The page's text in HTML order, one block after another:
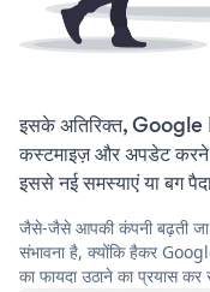
इसके अतिरिक्त,
कस्टमाइज़ और अपडेट
इससे नई समस्याएं या बग
जैसे-जैसे आपकी कंपनी बढ़ती जा
संभावना है, क्योंकि हैकर
का फायदा उठाने का प्रयास